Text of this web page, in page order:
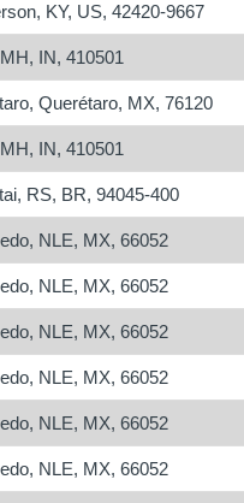
KY, US, 42420-9667
IN, 410501
Querétaro, MX, 76120
IN, 410501
RS, BR, 94045-400
NLE, MX, 66052
NLE, MX, 66052
NLE, MX, 66052
NLE, MX, 66052
NLE, MX, 66052
NLE, MX, 66052